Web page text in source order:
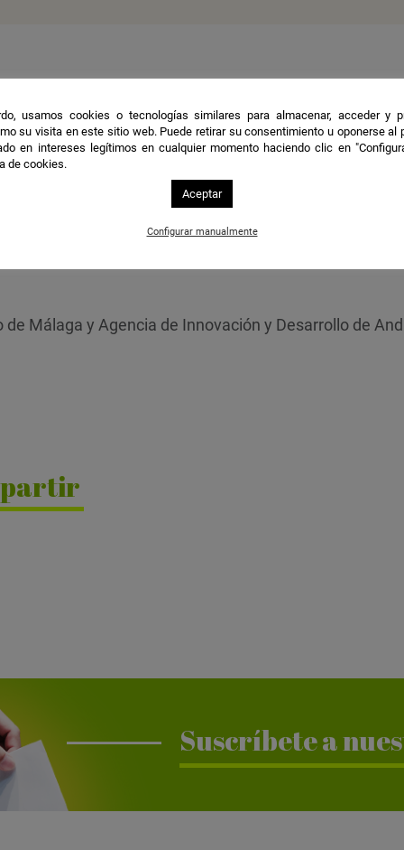
dedicado a poner en común las
autónoma, conectada y no tripulada por tierra,
motivo el encuentro tiene un carácter transversal y
establecer sinergias, realizar contactos,
Málaga y Agencia de Innovación y Desarrollo de
Suscríbete a
usamos cookies o tecnologías similares para almacenar, acceder y
su visita en este sitio web. Puede retirar su consentimiento u oponerse al
en intereses legítimos en cualquier momento haciendo clic en
de cookies.
Aceptar
Configurar manualmente